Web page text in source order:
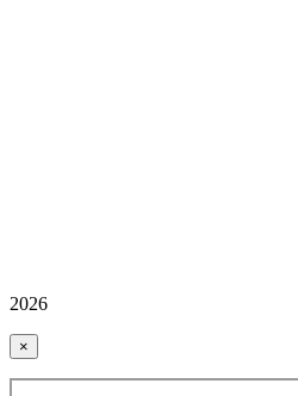
2026
×